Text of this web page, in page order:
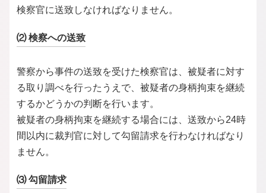
⑴ 被害者との示談交渉
⑶ 不起訴や執行猶予の獲得に向けた弁護活動
⑷ 自首のサポート
7、盗撮行為で逮捕されたらベリーベスト法律事務所
へ
検察官に送致しなければなりません。
⑵ 検察への送致
警察から事件の送致を受けた検察官は、被疑者に対す
る取り調べを行ったうえで、被疑者の身柄拘束を継続
するかどうかの判断を行います。
被疑者の身柄拘束を継続する場合には、送致から24時
間以内に裁判官に対して勾留請求を行わなければなり
ません。
⑶ 勾留請求